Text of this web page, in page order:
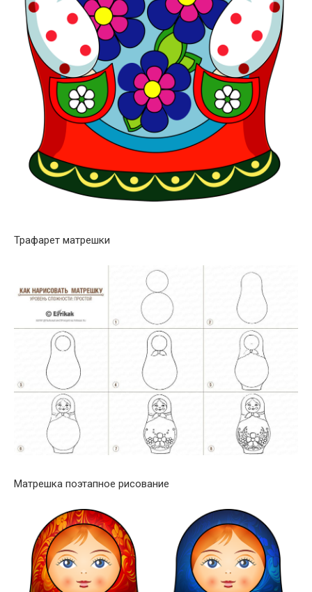
Трафарет матрешки
Матрешка поэтапное рисование